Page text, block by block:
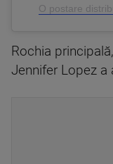
O postare
Rochia
Jennifer Lopez a